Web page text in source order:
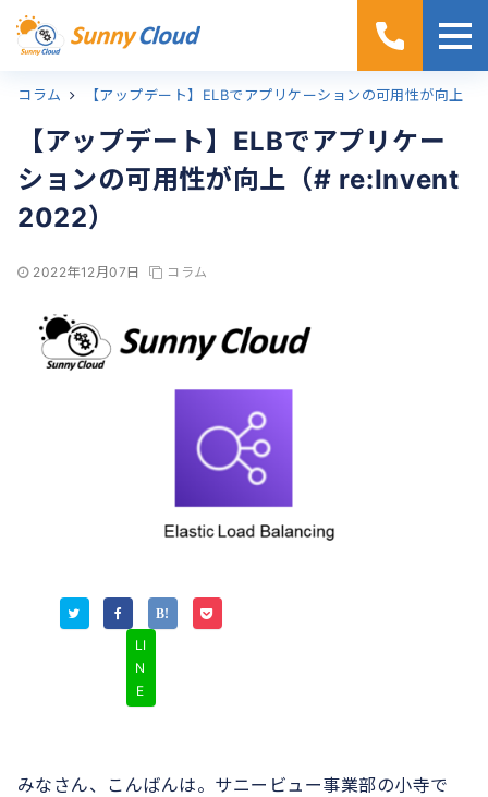
ホーム
コラム
【アップデート】ELBでアプリケー
ションの可用性が向上（# re:Invent
2022）
2022年12月07日 コラム
LI
N
E
みなさん、こんばんは。サニービュー事業部の小寺で